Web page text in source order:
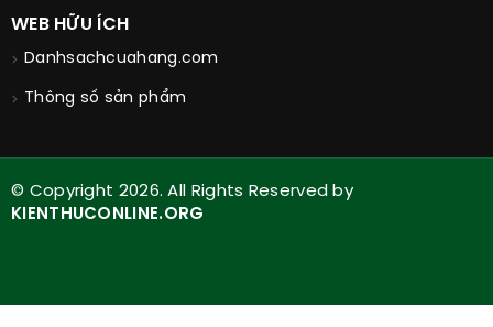
WEB HỮU ÍCH
Danhsachcuahang.com
Thông số sản phẩm
© Copyright 2026. All Rights Reserved by
KIENTHUCONLINE.ORG